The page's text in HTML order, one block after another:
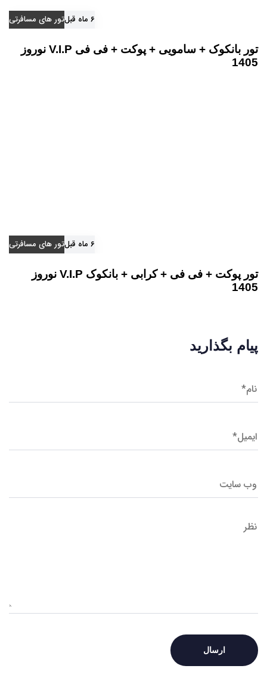
۶ ماه قبل تور های مسافرتی
تور بانکوک + سامویی + پوکت + فی فی V.I.P نوروز
1405
۶ ماه قبل تور های مسافرتی
تور پوکت + فی فی + کرابی + بانکوک V.I.P نوروز
1405
پیام بگذارید